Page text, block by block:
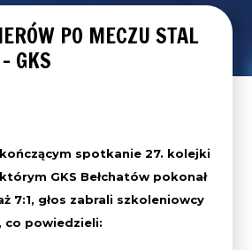
PO MECZU STAL
GKS
spotkanie 27. kolejki
GKS Bełchatów pokonał
7:1, głos zabrali szkoleniowcy
co powiedzieli: